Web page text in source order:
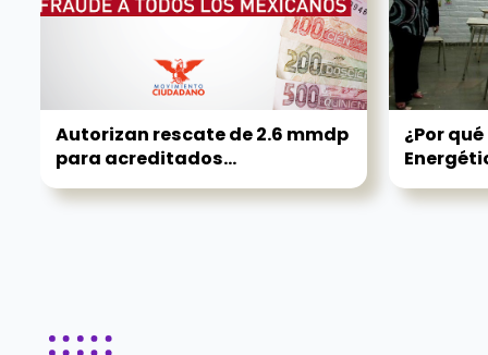
Autorizan rescate de 2.6 mmdp
para acreditados...
¿Por